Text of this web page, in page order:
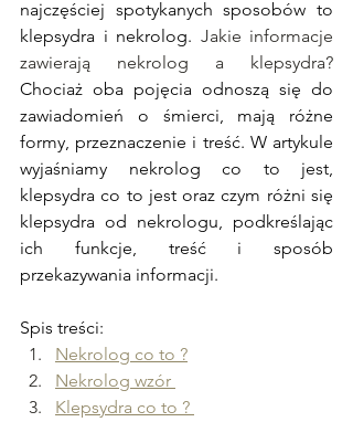
najczęściej spotykanych sposobów to
klepsydra i nekrolog. Jakie informacje
Chociaż oba pojęcia odnoszą się do
zawiadomień o śmierci, mają różne
formy, przeznaczenie i treść. W artykule
wyjaśniamy nekrolog co to jest,
klepsydra co to jest oraz czym różni się
klepsydra od nekrologu, podkreślając
ich funkcje, treść i sposób
przekazywania informacji.
Spis treści:
Nekrolog co to ?
Nekrolog wzór
Klepsydra co to ?